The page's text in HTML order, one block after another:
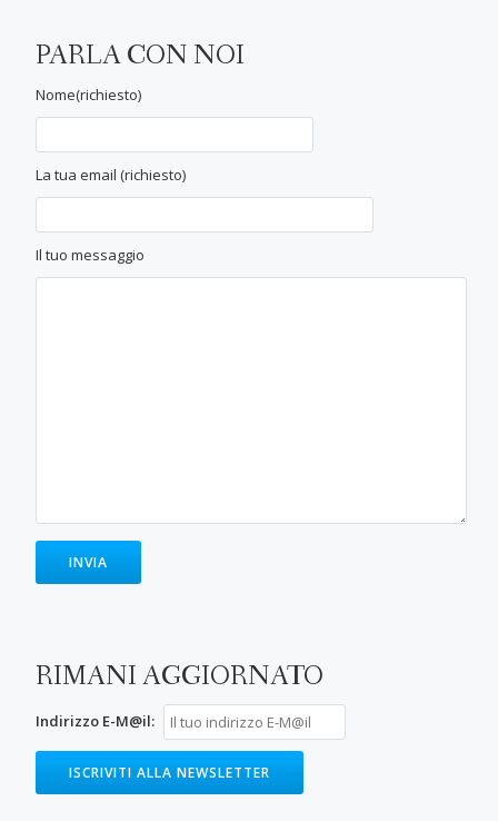
PARLA CON NOI
Nome(richiesto)
La tua email (richiesto)
Il tuo messaggio
RIMANI AGGIORNATO
Indirizzo E-M@il: